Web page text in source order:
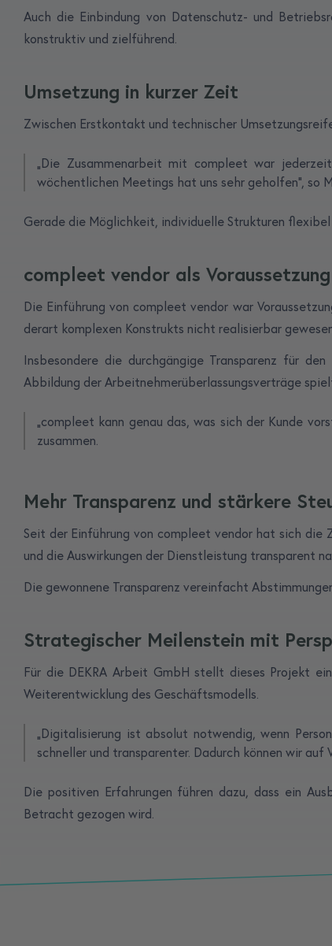
Auch die Einbindung von Datenschutz- und
konstruktiv und zielführend.
Umsetzung in kurzer Zeit
Zwischen Erstkontakt und technischer
„Die Zusammenarbeit mit compleet war
wöchentlichen Meetings hat uns sehr geholfen“, so
Gerade die Möglichkeit, individuelle Strukturen
compleet vendor als
Die Einführung von compleet vendor war
derart komplexen Konstrukts nicht realisierbar
Insbesondere die durchgängige Transparenz für
Abbildung der Arbeitnehmerüberlassungsverträge
„compleet kann genau das, was sich der Kunde
zusammen.
Mehr Transparenz und stärkere
Seit der Einführung von compleet vendor hat sich die
und die Auswirkungen der Dienstleistung transparent
Die gewonnene Transparenz vereinfacht
Strategischer Meilenstein mit
Für die DEKRA Arbeit GmbH stellt dieses Projekt
Weiterentwicklung des Geschäftsmodells.
„Digitalisierung ist absolut notwendig, wenn
schneller und transparenter. Dadurch können wir
Die positiven Erfahrungen führen dazu, dass ein
Betracht gezogen wird.